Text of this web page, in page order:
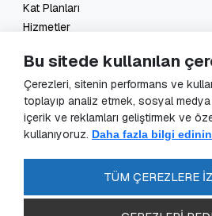
Kat Planları
Hizmetler
KVKK Başvuru
KVKK Aydınlatma Metni
Veri Sorumlusu Başvuru Formu
Güvenlik Kameraları Aydınlatma Metni
SSS
Bu sitede kullanılan
Çerezleri, sitenin performans ve
toplayıp analiz etmek, sosyal
içerik ve reklamları geliştirmek ve
kullanıyoruz. Daha fazla bilgi edinin
TÜM ÇEREZLERE